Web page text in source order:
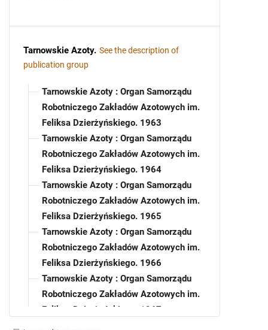
Tarnowskie Azoty. See the description of
publication group
Tarnowskie Azoty : Organ Samorządu
Robotniczego Zakładów Azotowych im.
Feliksa Dzierżyńskiego. 1963
Tarnowskie Azoty : Organ Samorządu
Robotniczego Zakładów Azotowych im.
Feliksa Dzierżyńskiego. 1964
Tarnowskie Azoty : Organ Samorządu
Robotniczego Zakładów Azotowych im.
Feliksa Dzierżyńskiego. 1965
Tarnowskie Azoty : Organ Samorządu
Robotniczego Zakładów Azotowych im.
Feliksa Dzierżyńskiego. 1966
Tarnowskie Azoty : Organ Samorządu
Robotniczego Zakładów Azotowych im.
Feliksa Dzierżyńskiego. 1967